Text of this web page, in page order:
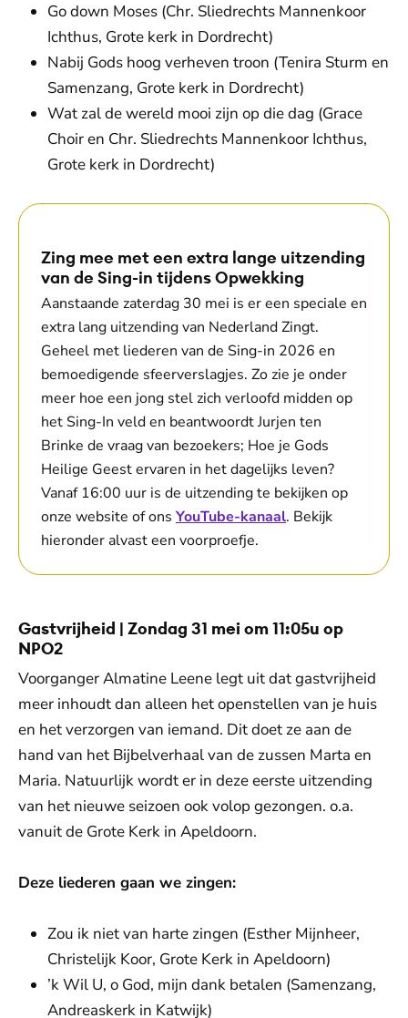
Go down Moses (Chr. Sliedrechts Mannenkoor
Ichthus, Grote kerk in Dordrecht)
Nabij Gods hoog verheven troon (Tenira Sturm en
Samenzang, Grote kerk in Dordrecht)
Wat zal de wereld mooi zijn op die dag (Grace
Choir en Chr. Sliedrechts Mannenkoor Ichthus,
Grote kerk in Dordrecht)
Zing mee met een extra lange uitzending
van de Sing-in tijdens Opwekking
Aanstaande zaterdag 30 mei is er een speciale en
extra lang uitzending van Nederland Zingt.
Geheel met liederen van de Sing-in 2026 en
bemoedigende sfeerverslagjes. Zo zie je onder
meer hoe een jong stel zich verloofd midden op
het Sing-In veld en beantwoordt Jurjen ten
Brinke de vraag van bezoekers; Hoe je Gods
Heilige Geest ervaren in het dagelijks leven?
Vanaf 16:00 uur is de uitzending te bekijken op
onze website of ons YouTube-kanaal. Bekijk
hieronder alvast een voorproefje.
Gastvrijheid | Zondag 31 mei om 11:05u op
NPO2
Voorganger Almatine Leene legt uit dat gastvrijheid
meer inhoudt dan alleen het openstellen van je huis
en het verzorgen van iemand. Dit doet ze aan de
hand van het Bijbelverhaal van de zussen Marta en
Maria. Natuurlijk wordt er in deze eerste uitzending
van het nieuwe seizoen ook volop gezongen. o.a.
vanuit de Grote Kerk in Apeldoorn.
Deze liederen gaan we zingen:
Zou ik niet van harte zingen (Esther Mijnheer,
Christelijk Koor, Grote Kerk in Apeldoorn)
’k Wil U, o God, mijn dank betalen (Samenzang,
Andreaskerk in Katwijk)